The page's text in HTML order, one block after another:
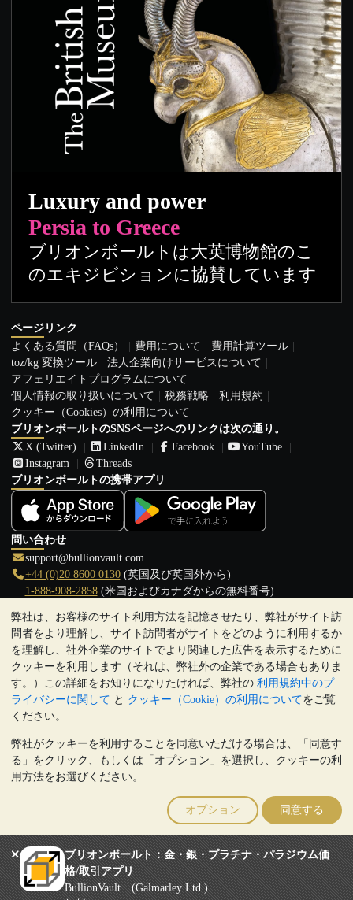
弊社は、お客様のサイト利用方法を記憶させたり、弊社がサイト訪
問者をより理解し、サイト訪問者がサイトをどのように利用するか
を理解し、社外企業のサイトでより関連した広告を表示するために
クッキーを利用します（それは、弊社外の企業である場合もありま
す。）この詳細をお知りになりたければ、弊社の 利用規約中のプ
ライバシーに関して と クッキー（Cookie）の利用についてをご覧
ください。
弊社がクッキーを利用することを同意いただける場合は、「同意す
る」をクリック、もしくは「オプション」を選択し、クッキーの利
用方法をお選びください。
オプション 同意する
ブリオンボールト：金・銀・プラチナ・パラジウム価
格/取引アプリ
BullionVault (Galmarley Ltd.)
Luxury and power
Persia to Greece
ブリオンボールトは大英博物館のこ
のエキジビションに協賛しています
ページリンク
よくある質問（FAQs）
費用について
費用計算ツール
toz/kg 変換ツール
法人企業向けサービスについて
アフェリエイトプログラムについて
個人情報の取り扱いについて
税務戦略
利用規約
クッキー（Cookies）の利用について
ブリオンボールトのSNSページへのリンクは次の通り。
X (Twitter)
LinkedIn Facebook
YouTube
Instagram
Threads
ブリオンボールトの携帯アプリ
問い合わせ
support@bullionvault.com
+44 (0)20 8600 0130(英国及び英国外から)
1-888-908-2858(米国およびカナダからの無料番号)
クリックして通話を開始
営業時間:
9:00～20:30 (英国), 月曜日から金曜日
17:00～2:30（日本時間）, 月曜日から金曜日
Galmarley Ltd T/A BullionVault
3 Shortlands (7th Floor)
London
W6 8DA
United Kingdom
貴金属の価値は下落することもあれば上昇することもありま
す。過去の傾向は、将来の価格の動きを保証するものではありませ
ん。BullionVaultのウェブサイト上、もしくはBullionVaultとのコミ
ュニケーション上のいかなる内容も、投資に関する助言ではありま
せん。顧客は、金及び銀地金を所有することが適切かどうかを判断
するために、専門家の助言を求めることをお勧めします。
Galmarley Ltd, trading as BullionVault, registered in England and Wales